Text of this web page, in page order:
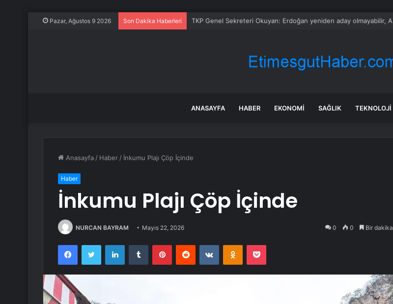
Pazar, Ağustos 9 2026 Son Dakika Haberleri TKP Genel Sekreteri Okuyan: Erdoğan yeniden aday olmayabilir,
ANASAYFA HABER EKONOMI SAĞLIK TEKNOLOJI
Anasayfa / Haber / İnkumu Plajı Çöp İçinde
Haber
İnkumu Plajı Çöp İçinde
NURCAN BAYRAM Mayıs 22, 2026 0 0 Bir
FacebookTwitter LinkedInTumblr PinterestReddit VKontakteOdnoklassniki
Pocket